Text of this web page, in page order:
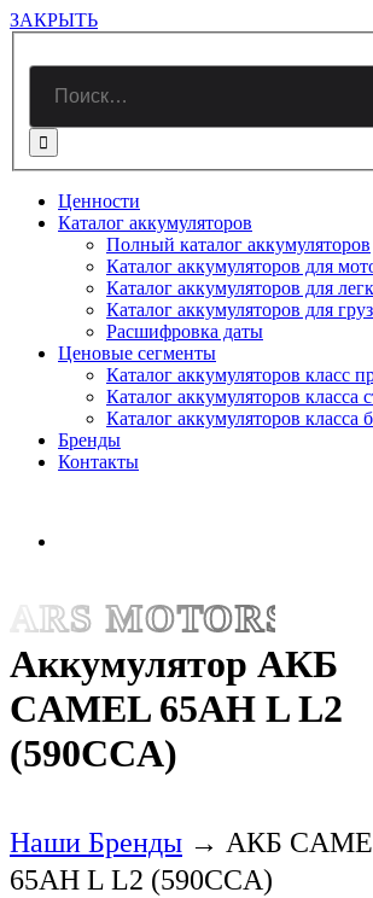
ЗАКРЫТЬ

Ценности
Каталог аккумуляторов
Полный каталог аккумуляторов
Каталог аккумуляторов для
Каталог аккумуляторов для
Каталог аккумуляторов для
Расшифровка даты
Ценовые сегменты
Каталог аккумуляторов класс
Каталог аккумуляторов класса
Каталог аккумуляторов класса
Бренды
Контакты
ARS MOTORS
Аккумулятор АКБ
CAMEL 65AH L L2
(590CCA)
Наши Бренды → АКБ
65AH L L2 (590CCA)